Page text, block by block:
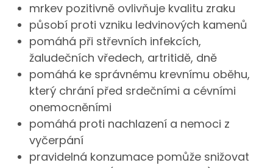
mrkev pozitivně ovlivňuje kvalitu zraku
působí proti vzniku ledvinových kamenů
pomáhá při střevních infekcích,
žaludečních vředech, artritidě, dně
pomáhá ke správnému krevnímu oběhu,
který chrání před srdečními a cévními
onemocněními
pomáhá proti nachlazení a nemoci z
vyčerpání
pravidelná konzumace pomůže snižovat